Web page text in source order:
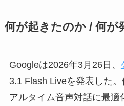
何が起きたのか / 何が
Googleは2026年3月26日、
3.1 Flash Liveを発表した
アルタイム音声対話に最適